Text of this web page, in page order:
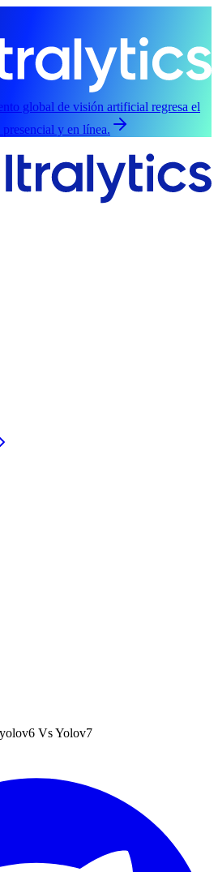
global de visión artificial regresa el
y en línea.
Vs Yolov7